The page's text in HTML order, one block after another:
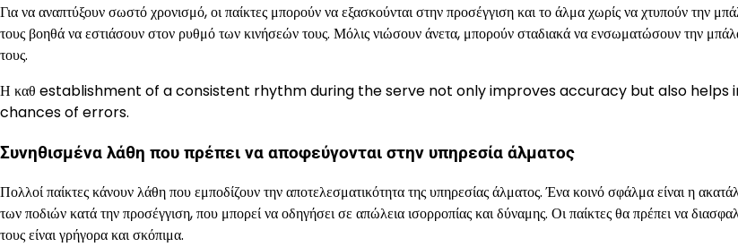
Για να αναπτύξουν σωστό χρονισμό, οι παίκτες μπορούν να εξασκούνται στην προσέγγιση και το άλμα χωρίς να χτυπούν την
τους βοηθά να εστιάσουν στον ρυθμό των κινήσεών τους. Μόλις νιώσουν άνετα, μπορούν σταδιακά να ενσωματώσουν την
τους.
Η καθ establishment of a consistent rhythm during the serve not only improves accuracy but also helps
chances of errors.
Συνηθισμένα λάθη που πρέπει να αποφεύγονται στην υπηρεσία άλματος
Πολλοί παίκτες κάνουν λάθη που εμποδίζουν την αποτελεσματικότητα της υπηρεσίας άλματος. Ένα κοινό σφάλμα είναι η
των ποδιών κατά την προσέγγιση, που μπορεί να οδηγήσει σε απώλεια ισορροπίας και δύναμης. Οι παίκτες θα πρέπει να
τους είναι γρήγορα και σκόπιμα.